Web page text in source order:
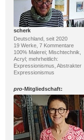
scherk
Deutschland, seit 2020
19 Werke, 7 Kommentare
100% Malerei; Mischtechnik,
Acryl; mehrheitlich:
Expressionismus, Abstrakter
Expressionismus
pro-Mitgliedschaft: